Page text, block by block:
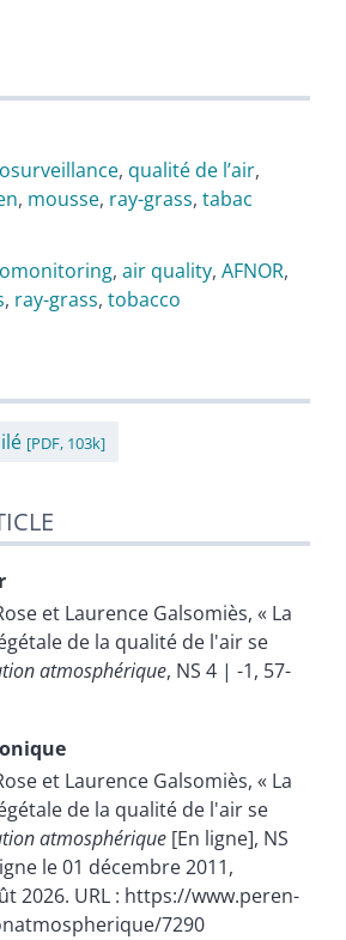
, qualité de l’air,
, mousse, ray-grass, tabac
, air quality, AFNOR,
, ray-grass, tobacco
[PDF, 103k]
et Laurence Galsomiès, « La
de la qualité de l'air se
atmosphérique, NS 4 | -1, 57-
et Laurence Galsomiès, « La
de la qualité de l'air se
atmosphérique [En ligne], NS
le 01 décembre 2011,
2026. URL : https://www.peren-
7290